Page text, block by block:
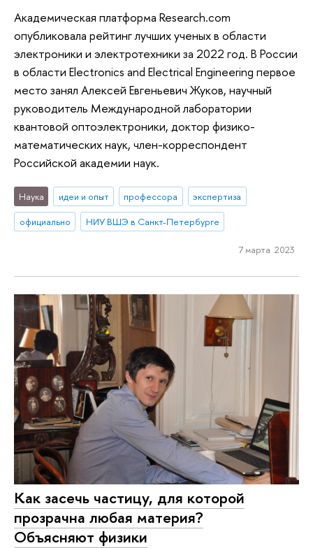
Академическая платформа Research.com
опубликовала рейтинг лучших ученых в области
электроники и электротехники за 2022 год. В России
в области Electronics and Electrical Engineering первое
место занял Алексей Евгеньевич Жуков, научный
руководитель Международной лаборатории
квантовой оптоэлектроники, доктор физико-
математических наук, член-корреспондент
Российской академии наук.
Наука идеи и опыт профессора
экспертиза
официально
НИУ ВШЭ в Санкт-Петербурге
7 марта 2023
Как засечь частицу, для которой
прозрачна любая материя?
Объясняют физики